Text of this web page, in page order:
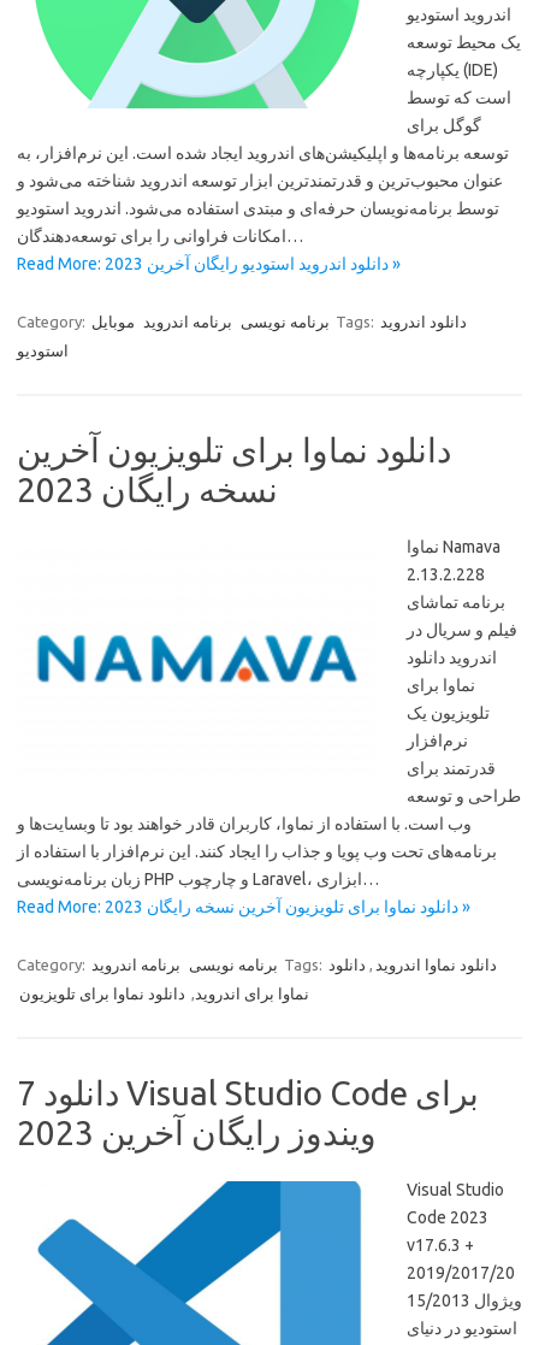
اندروید استودیو
یک محیط توسعه
یکپارچه (IDE)
است که توسط
گوگل برای
توسعه برنامه‌ها و اپلیکیشن‌های اندروید ایجاد شده است. این نرم‌افزار، به
عنوان محبوب‌ترین و قدرتمندترین ابزار توسعه اندروید شناخته می‌شود و
توسط برنامه‌نویسان حرفه‌ای و مبتدی استفاده می‌شود. اندروید استودیو
امکانات فراوانی را برای توسعه‌دهندگان…
Read More: دانلود اندروید استودیو رایگان آخرین 2023 »
Category: برنامه نویسی برنامه اندروید موبایل Tags: دانلود اندروید
استودیو
دانلود نماوا برای تلویزیون آخرین
نسخه رایگان 2023
نماوا Namava
2.13.2.228
برنامه تماشای
فیلم و سریال در
اندروید دانلود
نماوا برای
تلویزیون یک
نرم‌افزار
قدرتمند برای
طراحی و توسعه
وب است. با استفاده از نماوا، کاربران قادر خواهند بود تا وبسایت‌ها و
برنامه‌های تحت وب پویا و جذاب را ایجاد کنند. این نرم‌افزار با استفاده از
زبان برنامه‌نویسی PHP و چارچوب Laravel، ابزاری…
Read More: دانلود نماوا برای تلویزیون آخرین نسخه رایگان 2023 »
Category: برنامه نویسی برنامه اندروید Tags: دانلود نماوا اندروید , دانلود
نماوا برای اندروید , دانلود نماوا برای تلویزیون
دانلود 7 Visual Studio Code برای
ویندوز رایگان آخرین 2023
Visual Studio
Code 2023
v17.6.3 +
2019/2017/20
15/2013 ویژوال
استودیو در دنیای